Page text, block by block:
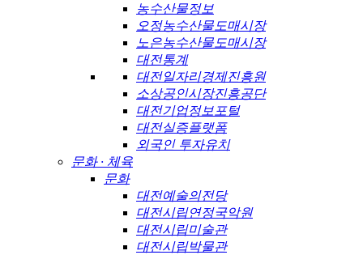
농수산물정보
오정농수산물도매시장
노은농수산물도매시장
대전통계
대전일자리경제진흥원
소상공인시장진흥공단
대전기업정보포털
대전실증플랫폼
외국인 투자유치
문화 · 체육
문화
대전예술의전당
대전시립연정국악원
대전시립미술관
대전시립박물관